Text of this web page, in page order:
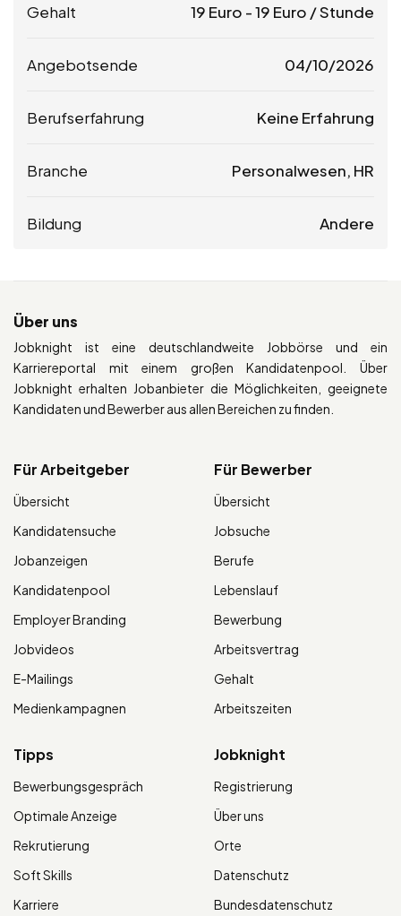
Gehalt 19 Euro -19 Euro / Stunde
Angebotsende 04/10/2026
Berufserfahrung Keine Erfahrung
Branche Personalwesen, HR
Bildung Andere
Über uns
Jobknight ist eine deutschlandweite Jobbörse und ein
Karriereportal mit einem großen Kandidatenpool. Über
Jobknight erhalten Jobanbieter die Möglichkeiten, geeignete
Kandidaten und Bewerber aus allen Bereichen zu finden.
Für Arbeitgeber
Übersicht
Kandidatensuche
Jobanzeigen
Kandidatenpool
Employer Branding
Jobvideos
E-Mailings
Medienkampagnen
Für Bewerber
Übersicht
Jobsuche
Berufe
Lebenslauf
Bewerbung
Arbeitsvertrag
Gehalt
Arbeitszeiten
Tipps
Bewerbungsgespräch
Optimale Anzeige
Rekrutierung
Soft Skills
Karriere
Jobknight
Registrierung
Über uns
Orte
Datenschutz
Bundesdatenschutz